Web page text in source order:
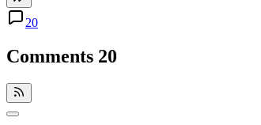
20
Comments 20